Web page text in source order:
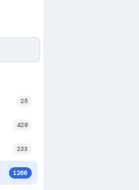
25
428
233
1266